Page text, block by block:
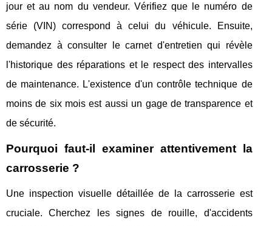
jour et au nom du vendeur. Vérifiez que le numéro de
série (VIN) correspond à celui du véhicule. Ensuite,
demandez à consulter le carnet d'entretien qui révèle
l'historique des réparations et le respect des intervalles
de maintenance. L'existence d'un contrôle technique de
moins de six mois est aussi un gage de transparence et
de sécurité.
Pourquoi faut-il examiner attentivement la
carrosserie ?
Une inspection visuelle détaillée de la carrosserie est
cruciale. Cherchez les signes de rouille, d'accidents